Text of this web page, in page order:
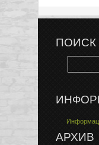
ПОИСК
АРХИВ